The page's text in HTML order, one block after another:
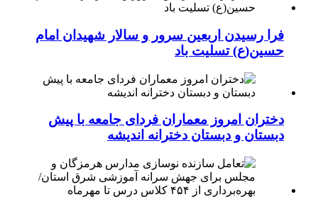
فرا رسیدن اربعین سرور و سالار شهیدان امام
حسین(ع) تسلیت باد
دختران امروز معماران فردای جامعه با پیش
دبستان و دبستان دخترانه اندیشه